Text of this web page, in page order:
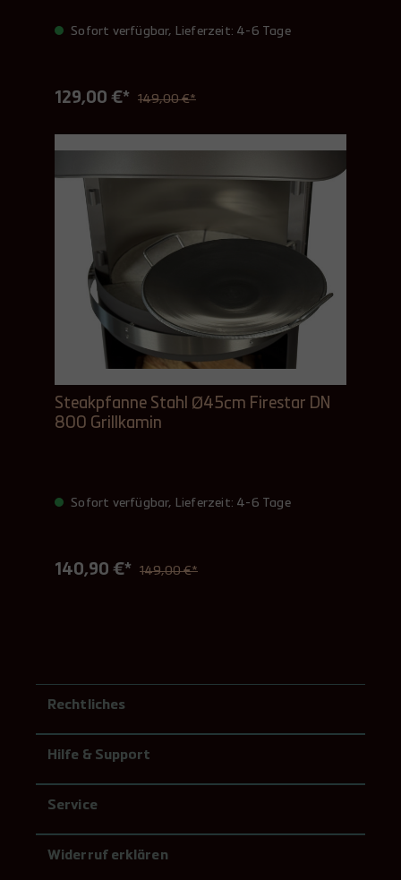
Sofort verfügbar, Lieferzeit: 4-6 Tage
129,00 €* 149,00 €*
Steakpfanne Stahl Ø45cm Firestar DN
800 Grillkamin
Sofort verfügbar, Lieferzeit: 4-6 Tage
140,90 €* 149,00 €*
Rechtliches
Hilfe & Support
Service
Widerruf erklären